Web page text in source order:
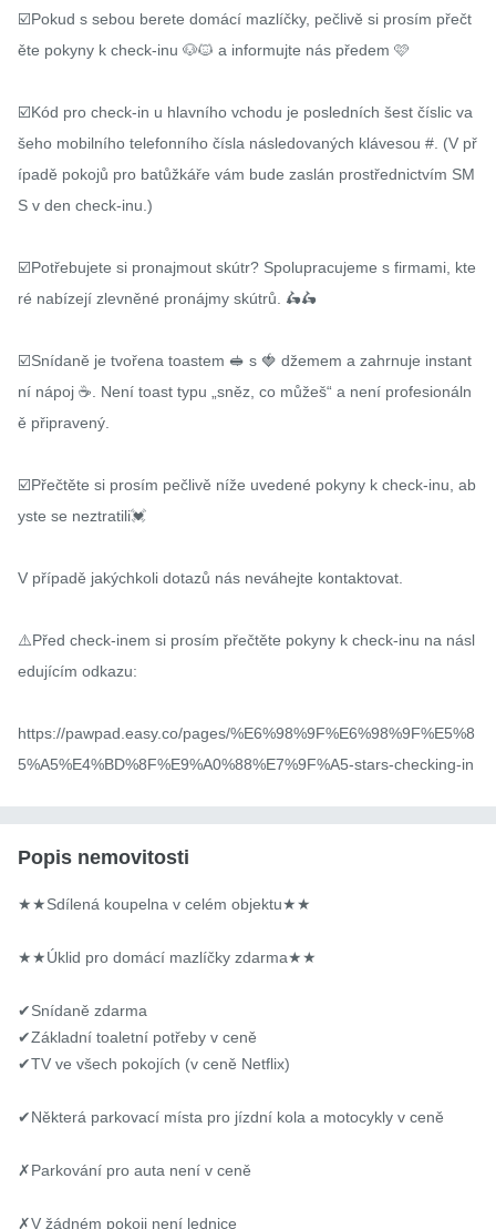
☑️Pokud s sebou berete domácí mazlíčky, pečlivě si prosím přečt
ěte pokyny k check-inu 🐶🐱 a informujte nás předem 🩷
☑️Kód pro check-in u hlavního vchodu je posledních šest číslic va
šeho mobilního telefonního čísla následovaných klávesou #. (V př
ípadě pokojů pro batůžkáře vám bude zaslán prostřednictvím SM
S v den check-inu.)
☑️Potřebujete si pronajmout skútr? Spolupracujeme s firmami, kte
ré nabízejí zlevněné pronájmy skútrů. 🛵🛵
☑️Snídaně je tvořena toastem 🥪 s 🍓 džemem a zahrnuje instant
ní nápoj ☕️. Není toast typu „sněz, co můžeš“ a není profesionáln
ě připravený.
☑️Přečtěte si prosím pečlivě níže uvedené pokyny k check-inu, ab
yste se neztratili💓
V případě jakýchkoli dotazů nás neváhejte kontaktovat.
⚠️Před check-inem si prosím přečtěte pokyny k check-inu na násl
edujícím odkazu:
https://pawpad.easy.co/pages/%E6%98%9F%E6%98%9F%E5%8
5%A5%E4%BD%8F%E9%A0%88%E7%9F%A5-stars-checking-in
Popis nemovitosti
★★Sdílená koupelna v celém objektu★★
★★Úklid pro domácí mazlíčky zdarma★★
✔Snídaně zdarma
✔Základní toaletní potřeby v ceně
✔TV ve všech pokojích (v ceně Netflix)
✔Některá parkovací místa pro jízdní kola a motocykly v ceně
✗Parkování pro auta není v ceně
✗V žádném pokoji není lednice